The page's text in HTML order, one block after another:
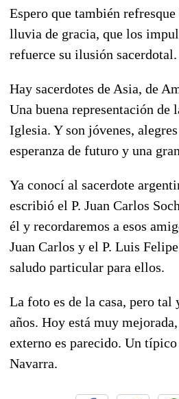
Espero que también
lluvia de gracia, que los
refuerce su ilusión sacerdotal.
Hay sacerdotes de Asia, de
Una buena representación de
Iglesia. Y son jóvenes,
esperanza de futuro y una
Ya conocí al sacerdote
escribió el P. Juan Carlos
él y recordaremos a esos
Juan Carlos y el P. Luis
saludo particular para ellos.
La foto es de la casa, pero tal
años. Hoy está muy
externo es parecido. Un
Navarra.